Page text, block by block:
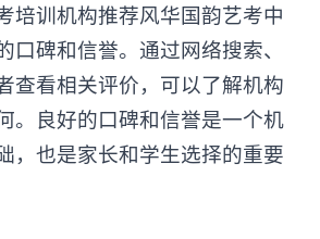
训机构推荐风华国韵艺考中
口碑和信誉。通过网络搜索、
查看相关评价，可以了解机构
。良好的口碑和信誉是一个机
，也是家长和学生选择的重要